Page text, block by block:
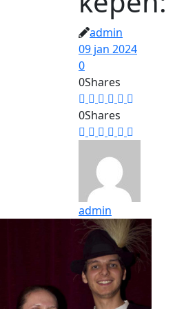
admin
09 jan 2024
0
0Shares
0Shares
admin